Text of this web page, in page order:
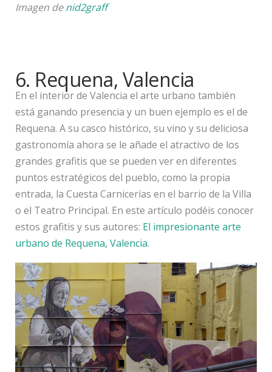
Imagen denid2graff
6. Requena, Valencia
En el interior de Valencia el arte urbano también
está ganando presencia y un buen ejemplo es el de
Requena. A su casco histórico, su vino y su deliciosa
gastronomía ahora se le añade el atractivo de los
grandes grafitis que se pueden ver en diferentes
puntos estratégicos del pueblo, como la propia
entrada, la Cuesta Carnicerías en el barrio de la Villa
o el Teatro Principal. En este artículo podéis conocer
estos grafitis y sus autores: El impresionante arte
urbano de Requena, Valencia.